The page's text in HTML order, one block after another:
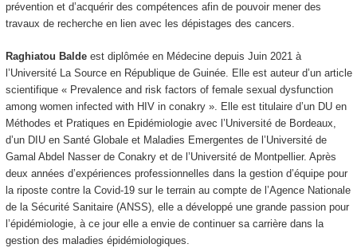
prévention et d’acquérir des compétences afin de pouvoir mener des
travaux de recherche en lien avec les dépistages des cancers.
Raghiatou Baldeest diplômée en Médecine depuis Juin 2021 à
l’Université La Source en République de Guinée. Elle est auteur d’un article
scientifique « Prevalence and risk factors of female sexual dysfunction
among women infected with HIV in conakry ». Elle est titulaire d’un DU en
Méthodes et Pratiques en Epidémiologie avec l’Université de Bordeaux,
d’un DIU en Santé Globale et Maladies Emergentes de l’Université de
Gamal Abdel Nasser de Conakry et de l’Université de Montpellier. Après
deux années d’expériences professionnelles dans la gestion d’équipe pour
la riposte contre la Covid-19 sur le terrain au compte de l’Agence Nationale
de la Sécurité Sanitaire (ANSS), elle a développé une grande passion pour
l’épidémiologie, à ce jour elle a envie de continuer sa carrière dans la
gestion des maladies épidémiologiques.